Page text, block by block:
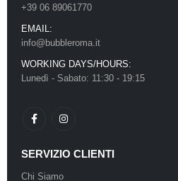
+39 06 89061770
EMAIL:
info@bubbleroma.it
WORKING DAYS/HOURS:
Lunedì - Sabato: 11:30 - 19:15
SERVIZIO CLIENTI
Chi Siamo